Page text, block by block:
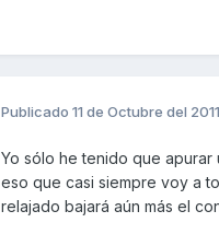
Publicado 11 de Octubre del 2011
Yo sólo he tenido que
eso que casi siempre voy a
relajado bajará aún más el